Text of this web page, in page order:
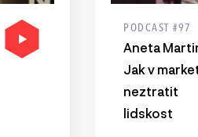
PODCAST #97
Aneta
Jak v
neztratit
lidskost